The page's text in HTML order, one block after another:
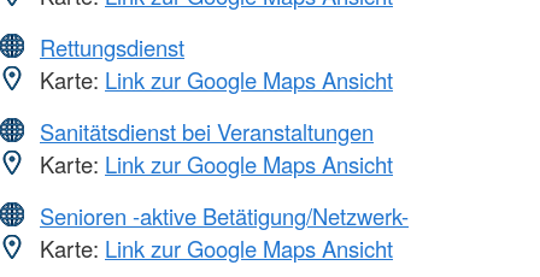
Rettungsdienst
Karte: Link zur Google Maps Ansicht
Sanitätsdienst bei Veranstaltungen
Karte: Link zur Google Maps Ansicht
Senioren -aktive Betätigung/Netzwerk-
Karte: Link zur Google Maps Ansicht